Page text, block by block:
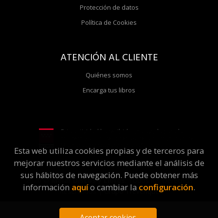
Protección de datos
Política de Cookies
ATENCIÓN AL CLIENTE
Quiénes somos
Encarga tus libros
Esta actividad ha recibido una ayuda para la
2026 ©Molar Discos y Libros. Todos los Derechos
Reservados |Grupo Trevenque
Esta web utiliza cookies propias y de terceros para
mejorar nuestros servicios mediante el análisis de
sus hábitos de navegación. Puede obtener más
información aquío cambiar la configuración.